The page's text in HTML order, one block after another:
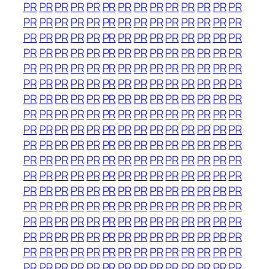
PRPRPRPRPR PRPRPRPRPRPRPR PRPR
PRPRPRPRPR PRPRPRPRPRPRPR PRPR
PRPRPRPRPR PRPRPRPRPRPRPR PRPR
PRPRPRPRPR PRPRPRPRPRPRPR PRPR
PRPRPRPRPR PRPRPRPRPRPRPR PRPR
PRPRPRPRPR PRPRPRPRPRPRPR PRPR
PRPRPRPRPR PRPRPRPRPRPRPR PRPR
PRPRPRPRPR PRPRPRPRPRPRPR PRPR
PRPRPRPRPR PRPRPRPRPRPRPR PRPR
PRPRPRPRPR PRPRPRPRPRPRPR PRPR
PRPRPRPRPR PRPRPRPRPRPRPR PRPR
PRPRPRPRPR PRPRPRPRPRPRPR PRPR
PRPRPRPRPR PRPRPRPRPRPRPR PRPR
PRPRPRPRPR PRPRPRPRPRPRPR PRPR
PRPRPRPRPR PRPRPRPRPRPRPR PRPR
PRPRPRPRPR PRPRPRPRPRPRPR PRPR
PRPRPRPRPR PRPRPRPRPRPRPR PRPR